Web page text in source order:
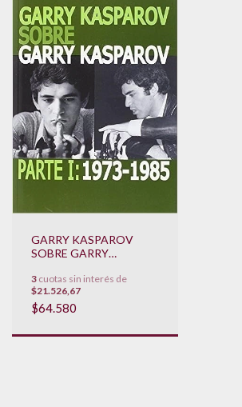
GARRY KASPAROV
SOBRE GARRY
1973 - 1985
3 cuotas sin interés de
$21.526,67
$64.580